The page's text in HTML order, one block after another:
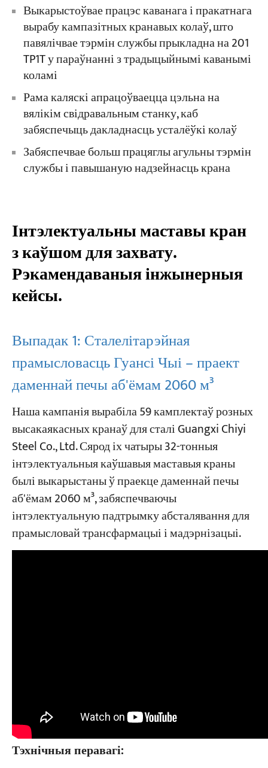
Выкарыстоўвае працэс каванага і пракатнага
вырабу кампазітных кранавых колаў, што
павялічвае тэрмін службы прыкладна на 201
TP1T у параўнанні з традыцыйнымі каванымі
коламі
Рама каляскі апрацоўваецца цэльна на
вялікім свідравальным станку, каб
забяспечыць дакладнасць усталёўкі колаў
Забяспечвае больш працяглы агульны тэрмін
службы і павышаную надзейнасць крана
Інтэлектуальны маставы кран
з каўшом для захвату.
Рэкамендаваныя інжынерныя
кейсы.
Выпадак 1: Сталелітарэйная
прамысловасць Гуансі Чыі – праект
даменнай печы аб'ёмам 2060 м³
Наша кампанія вырабіла 59 камплектаў розных
высакаякасных кранаў для сталі Guangxi Chiyi
Steel Co., Ltd. Сярод іх чатыры 32-тонныя
інтэлектуальныя каўшавыя маставыя краны
былі выкарыстаны ў праекце даменнай печы
аб'ёмам 2060 м³, забяспечваючы
інтэлектуальную падтрымку абсталявання для
прамысловай трансфармацыі і мадэрнізацыі.
Тэхнічныя перавагі: